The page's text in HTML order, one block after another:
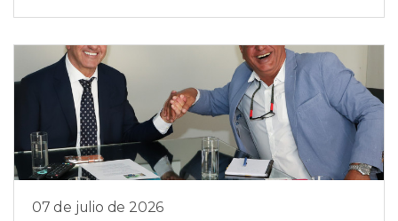
07 de julio de 2026